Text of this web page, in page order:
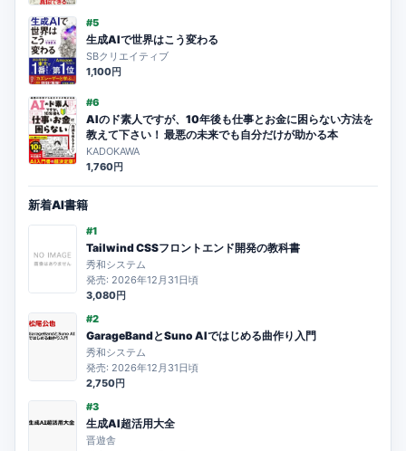
#5
生成AIで世界はこう変わる
SBクリエイティブ
1,100円
#6
AIのド素人ですが、10年後も仕事とお金に困らない方法を
教えて下さい！ 最悪の未来でも自分だけが助かる本
KADOKAWA
1,760円
新着AI書籍
#1
Tailwind CSSフロントエンド開発の教科書
秀和システム
発売: 2026年12月31日頃
3,080円
#2
GarageBandとSuno AIではじめる曲作り入門
秀和システム
発売: 2026年12月31日頃
2,750円
#3
生成AI超活用大全
晋遊舎